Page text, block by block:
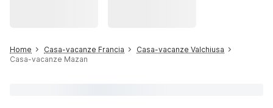
Home Casa-vacanze Francia
Casa-vacanze Valchiusa
Casa-vacanze Mazan